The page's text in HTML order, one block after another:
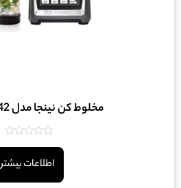
مخلوط کن نینجا مدل ninja BL642
از
اطلاعات بیشتر